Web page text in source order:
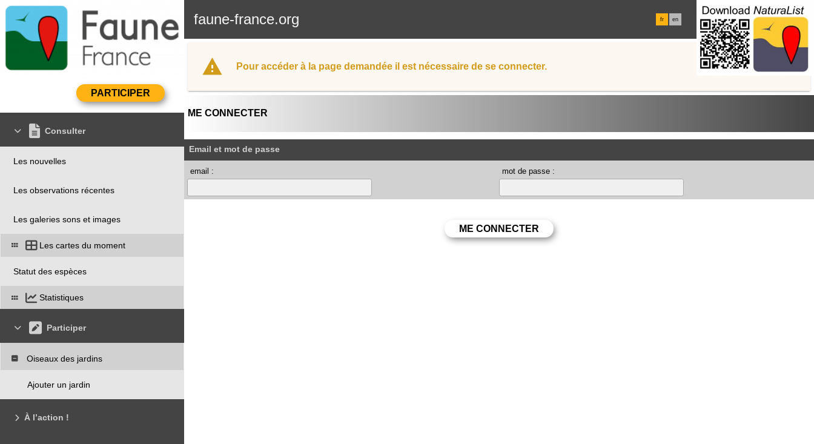
faune-france.org fr en
Consulter
Les nouvelles
Les observations récentes
Les galeries sons et images
Les cartes du moment
Statut des espèces
Statistiques
Participer
Oiseaux des jardins
Ajouter un jardin
À l’action !
Pour accéder à la page demandée il est nécessaire de se connecter.
ME CONNECTER
Email et mot de passe
email : mot de passe :